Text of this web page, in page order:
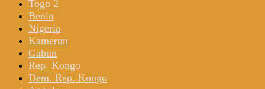
Togo 2
Benin
Nigeria
Kamerun
Gabun
Rep. Kongo
Dem. Rep. Kongo